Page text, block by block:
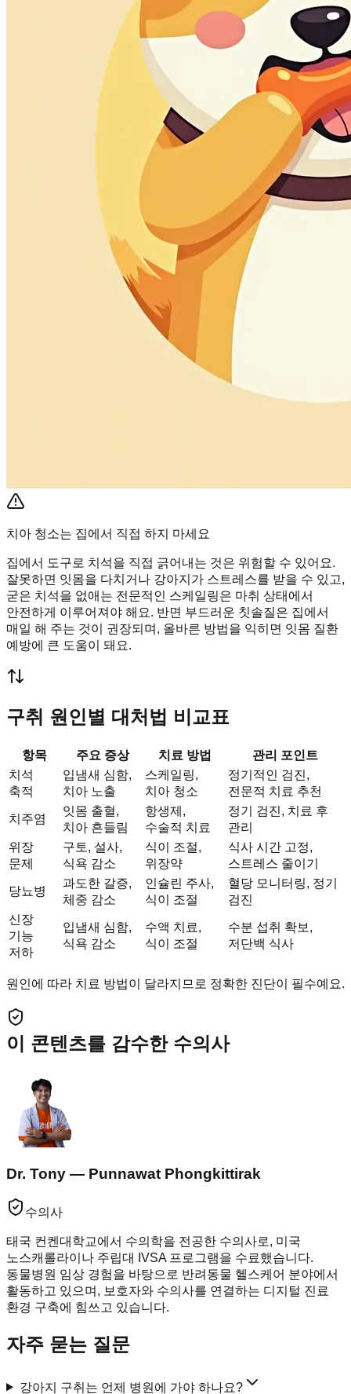
치아 청소는 집에서 직접 하지 마세요
집에서 도구로 치석을 직접 긁어내는 것은 위험할 수 있어요.
잘못하면 잇몸을 다치거나 강아지가 스트레스를 받을 수 있고,
굳은 치석을 없애는 전문적인 스케일링은 마취 상태에서
안전하게 이루어져야 해요. 반면 부드러운 칫솔질은 집에서
매일 해 주는 것이 권장되며, 올바른 방법을 익히면 잇몸 질환
예방에 큰 도움이 돼요.
구취 원인별 대처법 비교표
항목 주요 증상 치료 방법
관리 포인트
치석
축적
입냄새 심함,
치아 노출
스케일링,
치아 청소
정기적인 검진,
전문적 치료 추천
치주염
잇몸 출혈,
치아 흔들림
항생제,
수술적 치료
정기 검진, 치료 후
관리
위장
문제
구토, 설사,
식욕 감소
식이 조절,
위장약
식사 시간 고정,
스트레스 줄이기
당뇨병
과도한 갈증,
체중 감소
인슐린 주사,
식이 조절
혈당 모니터링, 정기
검진
신장
기능
저하
입냄새 심함,
식욕 감소
수액 치료,
식이 조절
수분 섭취 확보,
저단백 식사
원인에 따라 치료 방법이 달라지므로 정확한 진단이 필수예요.
이 콘텐츠를 감수한 수의사
Dr. Tony — Punnawat Phongkittirak
수의사
태국 컨켄대학교에서 수의학을 전공한 수의사로, 미국
노스캐롤라이나 주립대 IVSA 프로그램을 수료했습니다.
동물병원 임상 경험을 바탕으로 반려동물 헬스케어 분야에서
활동하고 있으며, 보호자와 수의사를 연결하는 디지털 진료
환경 구축에 힘쓰고 있습니다.
자주 묻는 질문
강아지 구취는 언제 병원에 가야 하나요?